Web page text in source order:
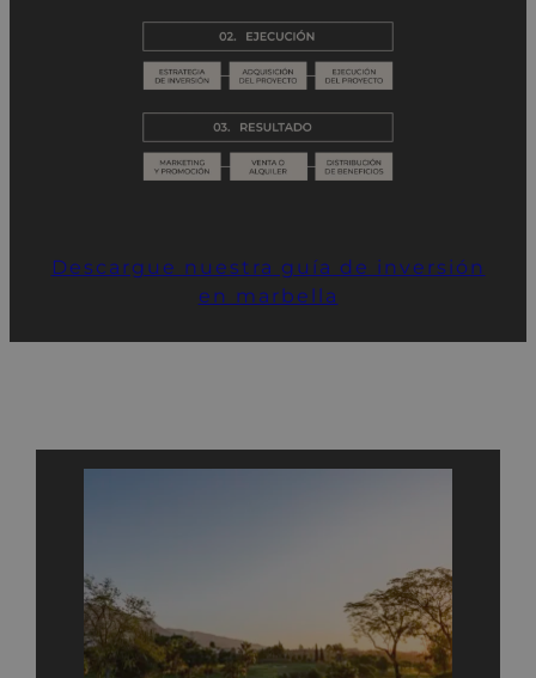
Descargue nuestra guía de inversión
en marbella